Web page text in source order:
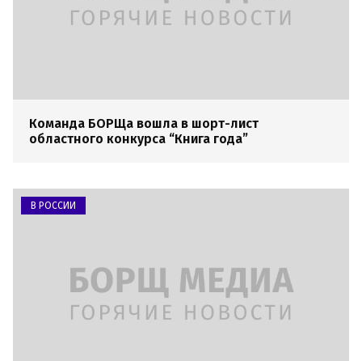
Команда БОРЩа вошла в шорт-лист
областного конкурса “Книга года”
В РОССИИ